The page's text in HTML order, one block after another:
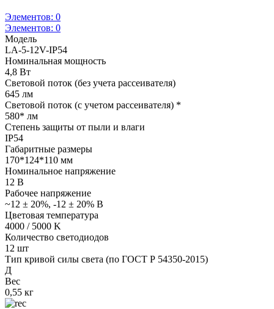
Элементов: 0
Элементов: 0
Модель
LA-5-12V-IP54
Номинальная мощность
4,8 Вт
Световой поток (без учета рассеивателя)
645 лм
Световой поток (с учетом рассеивателя) *
580* лм
Степень защиты от пыли и влаги
IP54
Габаритные размеры
170*124*110 мм
Номинальное напряжение
12 В
Рабочее напряжение
~12 ± 20%, -12 ± 20% В
Цветовая температура
4000 / 5000 K
Количество светодиодов
12 шт
Тип кривой силы света (по ГОСТ Р 54350-2015)
Д
Вес
0,55 кг